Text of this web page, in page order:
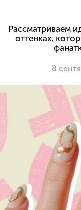
Рассматриваем
оттенках,
8